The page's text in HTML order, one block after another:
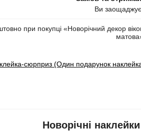
Ви
при покупці «Новорічний декор
сюрприз (Один подарунок
Новорічні